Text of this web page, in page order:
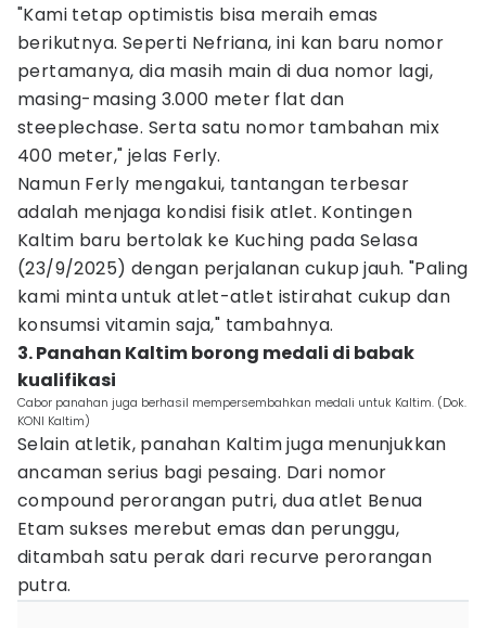
"Kami tetap optimistis bisa meraih emas
berikutnya. Seperti Nefriana, ini kan baru nomor
pertamanya, dia masih main di dua nomor lagi,
masing-masing 3.000 meter flat dan
steeplechase. Serta satu nomor tambahan mix
400 meter," jelas Ferly.
Namun Ferly mengakui, tantangan terbesar
adalah menjaga kondisi fisik atlet. Kontingen
Kaltim baru bertolak ke Kuching pada Selasa
(23/9/2025) dengan perjalanan cukup jauh. "Paling
kami minta untuk atlet-atlet istirahat cukup dan
konsumsi vitamin saja," tambahnya.
3. Panahan Kaltim borong medali di babak
kualifikasi
Cabor panahan juga berhasil mempersembahkan medali untuk Kaltim. (Dok.
KONI Kaltim)
Selain atletik, panahan Kaltim juga menunjukkan
ancaman serius bagi pesaing. Dari nomor
compound perorangan putri, dua atlet Benua
Etam sukses merebut emas dan perunggu,
ditambah satu perak dari recurve perorangan
putra.